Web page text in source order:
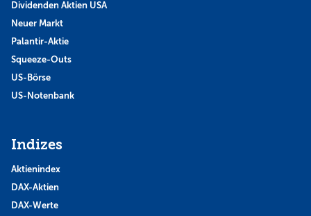
Dividenden Aktien USA
Neuer Markt
Palantir-Aktie
Squeeze-Outs
US-Börse
US-Notenbank
Indizes
Aktienindex
DAX-Aktien
DAX-Werte